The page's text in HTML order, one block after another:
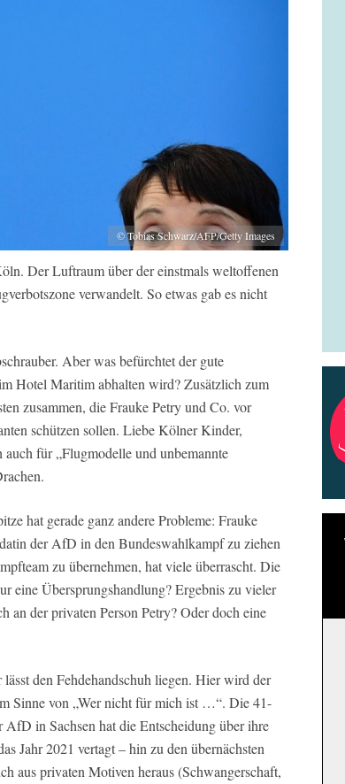
© Tobias Schwarz/AFP/Getty Images
Der Luftraum über der einstmals weltoffenen
verwandelt. So etwas gab es nicht
Aber was befürchtet der gute
Hotel Maritim abhalten wird? Zusätzlich zum
zusammen, die Frauke Petry und Co. vor
schützen sollen. Liebe Kölner Kinder,
für „Flugmodelle und unbemannte
hat gerade ganz andere Probleme: Frauke
der AfD in den Bundeswahlkampf zu ziehen
zu übernehmen, hat viele überrascht. Die
eine Übersprungshandlung? Ergebnis zu vieler
der privaten Person Petry? Oder doch eine
den Fehdehandschuh liegen. Hier wird der
Sinne von „Wer nicht für mich ist …“. Die 41-
in Sachsen hat die Entscheidung über ihre
Jahr 2021 vertagt – hin zu den übernächsten
aus privaten Motiven heraus (Schwangerschaft,